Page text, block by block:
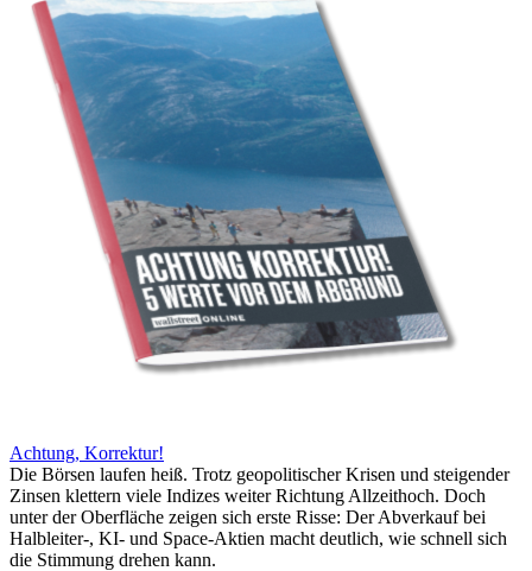
Achtung, Korrektur!
Die Börsen laufen heiß. Trotz geopolitischer Krisen und steigender
Zinsen klettern viele Indizes weiter Richtung Allzeithoch. Doch
unter der Oberfläche zeigen sich erste Risse: Der Abverkauf bei
Halbleiter-, KI- und Space-Aktien macht deutlich, wie schnell sich
die Stimmung drehen kann.